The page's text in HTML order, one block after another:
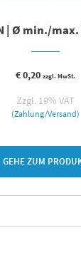
| Ø min./max.
€0,20 zzgl. MwSt.
Zzgl. 19% VAT
(Zahlung/Versand)
GEHE ZUM